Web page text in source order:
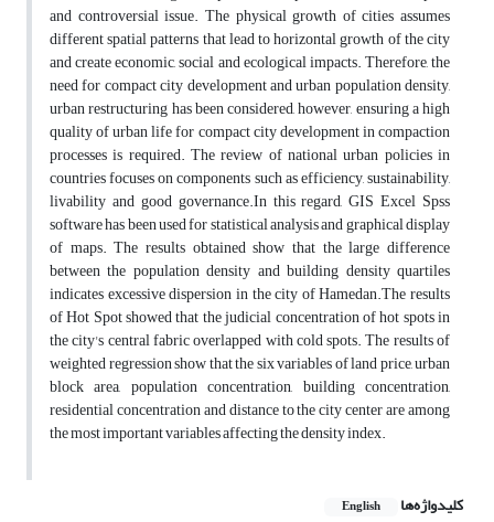
and controversial issue. The physical growth of cities assumes
different spatial patterns that lead to horizontal growth of the city
and create economic, social and ecological impacts. Therefore, the
need for compact city development and urban population density,
urban restructuring has been considered, however, ensuring a high
quality of urban life for compact city development in compaction
processes is required. The review of national urban policies in
countries focuses on components such as efficiency, sustainability,
livability and good governance.In this regard, GIS Excel Spss
software has been used for statistical analysis and graphical display
of maps. The results obtained show that the large difference
between the population density and building density quartiles
indicates excessive dispersion in the city of Hamedan.The results
of Hot Spot showed that the judicial concentration of hot spots in
the city's central fabric overlapped with cold spots. The results of
weighted regression show that the six variables of land price, urban
block area, population concentration, building concentration,
residential concentration and distance to the city center are among
the most important variables affecting the density index.
کلیدواژه‌ها English